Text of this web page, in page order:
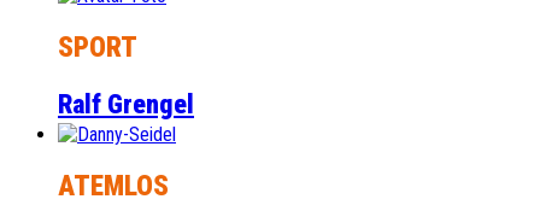
SPORT
Ralf Grengel
ATEMLOS